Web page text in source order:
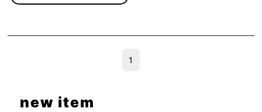
1
new item